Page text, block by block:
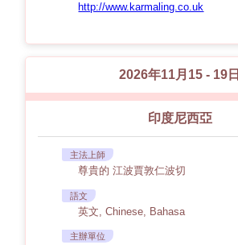
http://www.karmaling.co.uk
2026年11月15 - 19日
印度尼西亞
主法上師
尊貴的 江波賈敦仁波切
語文
英文, Chinese, Bahasa
主辦單位